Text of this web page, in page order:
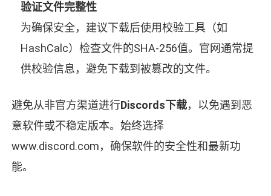
验证文件完整性
为确保安全，建议下载后使用校验工具（如
HashCalc）检查文件的SHA-256值。官网通常提
供校验信息，避免下载到被篡改的文件。
避免从非官方渠道进行Discords下载，以免遇到恶
意软件或不稳定版本。始终选择
www.discord.com，确保软件的安全性和最新功
能。